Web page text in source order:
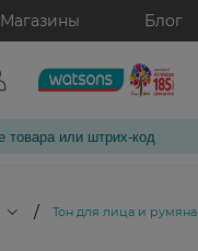
Магазины Блог
/ Тон для лица и румяна